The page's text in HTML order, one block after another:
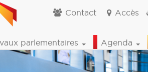
Contact Accès
parlementaires Agenda